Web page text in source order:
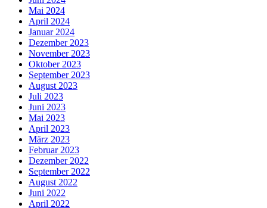
Mai 2024
April 2024
Januar 2024
Dezember 2023
November 2023
Oktober 2023
September 2023
August 2023
Juli 2023
Juni 2023
Mai 2023
April 2023
März 2023
Februar 2023
Dezember 2022
September 2022
August 2022
Juni 2022
April 2022